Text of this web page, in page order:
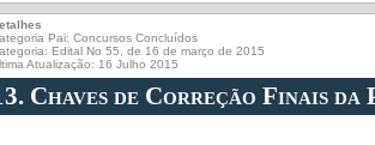
Pai:Concursos Concluídos
Edital No 55, de 16 de março de 2015
Atualização: 16 Julho 2015
Chaves de Correção Finais da